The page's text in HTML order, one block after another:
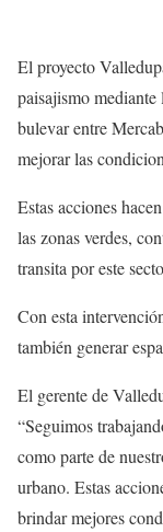
El proyecto
paisajismo
bulevar entre
mejorar las
Estas acciones
las zonas verdes,
transita por este
Con esta
también generar
El gerente de
“Seguimos
como parte de
urbano. Estas
brindar mejores